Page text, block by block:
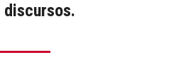
discursos.